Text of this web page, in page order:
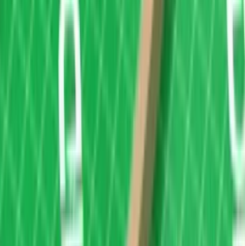
plus en plus souvent de nous investir à fond
de construction et le rendement général
du travail et la charge d'erreur doivent
cette symbiose entre le client et le fabricant
durable."
Kingspan Unidek
de ce projet